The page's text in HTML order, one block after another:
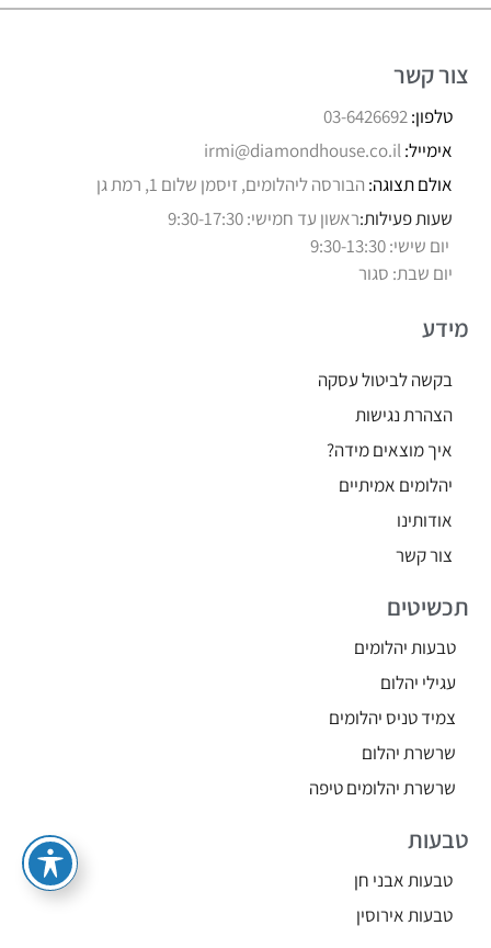
צור קשר
טלפון:03-6426692
אימייל:irmi@diamondhouse.co.il
אולם תצוגה: הבורסה ליהלומים, זיסמן שלום 1, רמת גן
שעות פעילות:ראשון עד חמישי: 9:30-17:30
יום שישי: 9:30-13:30
יום שבת: סגור
מידע
בקשה לביטול עסקה
הצהרת נגישות
איך מוצאים מידה?
יהלומים אמיתיים
אודותינו
צור קשר
תכשיטים
טבעות יהלומים
עגילי יהלום
צמיד טניס יהלומים
שרשרת יהלום
שרשרת יהלומים טיפה
טבעות
טבעות אבני חן
טבעות אירוסין